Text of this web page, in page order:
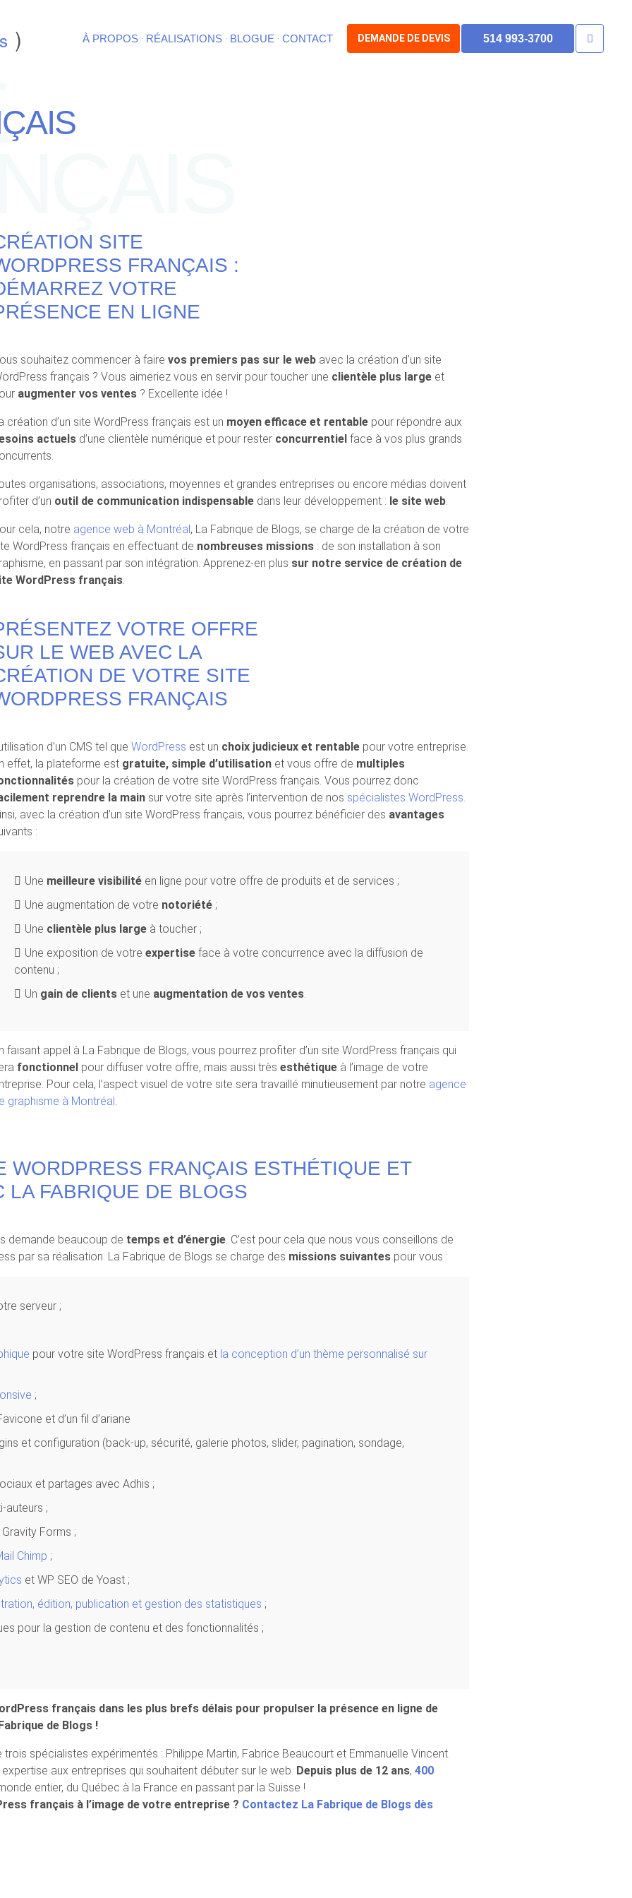
) DEMANDE DE DEVIS 514 993-3700
À PROPOS · RÉALISATIONS · BLOGUE · CONTACT
SITE
FRANÇAIS :
VOTRE
EN LIGNE
souhaitez commencer à faire vos premiers pas sur le webavec la création d’un site
français ? Vous aimeriez vous en servir pour toucher une clientèle plus largeet
augmenter vos ventes? Excellente idée !
création d’un site WordPress français est un moyen efficace et rentable pour répondre aux
actuelsd’une clientèle numérique et pour rester concurrentielface à vos plus grands
organisations, associations, moyennes et grandes entreprises ou encore médias doivent
d’un outil de communication indispensable dans leur développement : le site web.
cela, notre agence web à Montréal, La Fabrique de Blogs, se charge de la création de votre
WordPress français en effectuant de nombreuses missions : de son installation à son
en passant par son intégration. Apprenez-en plus sur notre service de création de
WordPress français.
VOTRE OFFRE
LE WEB AVEC LA
DE VOTRE SITE
FRANÇAIS
d’un CMS tel que WordPress est un choix judicieux et rentable pour votre entreprise.
effet, la plateforme est gratuite, simple d’utilisation et vous offre de multiples
pour la création de votre site WordPress français. Vous pourrez donc
reprendre la main sur votre site après l’intervention de nos spécialistes WordPress.
avec la création d’un site WordPress français, vous pourrez bénéficier des avantages
:
Une meilleure visibilitéen ligne pour votre offre de produits et de services ;
Une augmentation de votre notoriété ;
Une clientèle plus largeà toucher ;
Une exposition de votre expertiseface à votre concurrence avec la diffusion de
contenu ;
Un gain de clients et une augmentation de vos ventes.
faisant appel à La Fabrique de Blogs, vous pourrez profiter d’un site WordPress français qui
fonctionnel pour diffuser votre offre, mais aussi très esthétiqueà l’image de votre
Pour cela, l’aspect visuel de votre site sera travaillé minutieusement par notre agence
graphisme à Montréal.
WORDPRESS FRANÇAIS ESTHÉTIQUE ET
LA FABRIQUE DE BLOGS
demande beaucoup de temps et d’énergie. C’est pour cela que nous vous conseillons de
par sa réalisation. La Fabrique de Blogs se charge des missions suivantes pour vous :
serveur ;
pour votre site WordPress français et la conception d’un thème personnalisé sur
;
et d’un fil d’ariane
et configuration (back-up, sécurité, galerie photos, slider, pagination, sondage,
et partages avec Adhis ;
auteurs ;
Gravity Forms ;
Chimp ;
et WP SEO de Yoast ;
édition, publication et gestion des statistiques ;
pour la gestion de contenu et des fonctionnalités ;
français dans les plus brefs délais pour propulser la présence en ligne de
de Blogs !
spécialistes expérimentés : Philippe Martin, Fabrice Beaucourt et Emmanuelle Vincent.
aux entreprises qui souhaitent débuter sur le web. Depuis plus de 12 ans, 400
entier, du Québec à la France en passant par la Suisse !
français à l’image de votre entreprise ? Contactez La Fabrique de Blogs dès